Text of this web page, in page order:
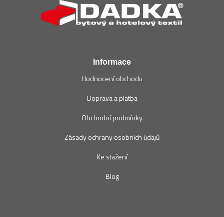
Informace
Hodnocení obchodu
Doprava a platba
Obchodní podmínky
Zásady ochrany osobních údajů
Ke stažení
Blog